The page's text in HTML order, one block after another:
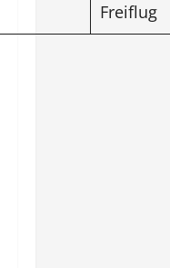
Freiflug